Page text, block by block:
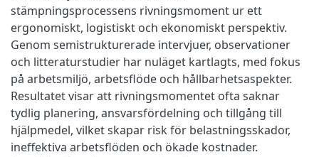
stämpningsprocessens rivningsmoment ur ett
ergonomiskt, logistiskt och ekonomiskt perspektiv.
Genom semistrukturerade intervjuer, observationer
och litteraturstudier har nuläget kartlagts, med fokus
på arbetsmiljö, arbetsflöde och hållbarhetsaspekter.
Resultatet visar att rivningsmomentet ofta saknar
tydlig planering, ansvarsfördelning och tillgång till
hjälpmedel, vilket skapar risk för belastningsskador,
ineffektiva arbetsflöden och ökade kostnader.